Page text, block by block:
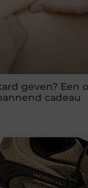
geven? Een
cadeau